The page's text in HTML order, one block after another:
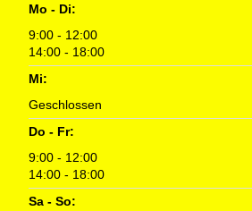
Mo - Di:
9:00 - 12:00
14:00 - 18:00
Mi:
Geschlossen
Do - Fr:
9:00 - 12:00
14:00 - 18:00
Sa - So: